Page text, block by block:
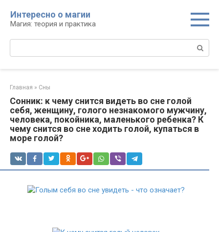
контенту
Интересно о магии
Магия: теория и практика
Главная » Сны
Сонник: к чему снится видеть во сне голой
себя, женщину, голого незнакомого мужчину,
человека, покойника, маленького ребенка? К
чему снится во сне ходить голой, купаться в
море голой?